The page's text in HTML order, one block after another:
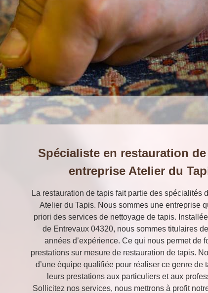
Spécialiste en restauration
entreprise Atelier du
La restauration de tapis fait partie des spécialités
Atelier du Tapis. Nous sommes une entreprise
priori des services de nettoyage de tapis.
de Entrevaux 04320, nous sommes titulaires
années d’expérience. Ce qui nous permet de
prestations sur mesure de restauration de tapis.
d’une équipe qualifiée pour réaliser ce genre de
leurs prestations aux particuliers et aux
Sollicitez nos services, nous mettrons à profit